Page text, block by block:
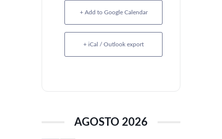
+ Add to Google Calendar
+ iCal / Outlook export
AGOSTO 2026